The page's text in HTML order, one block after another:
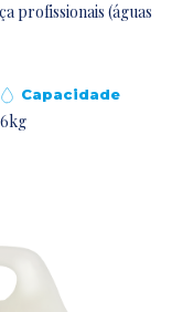
profissionais (águas
Capacidade
6kg